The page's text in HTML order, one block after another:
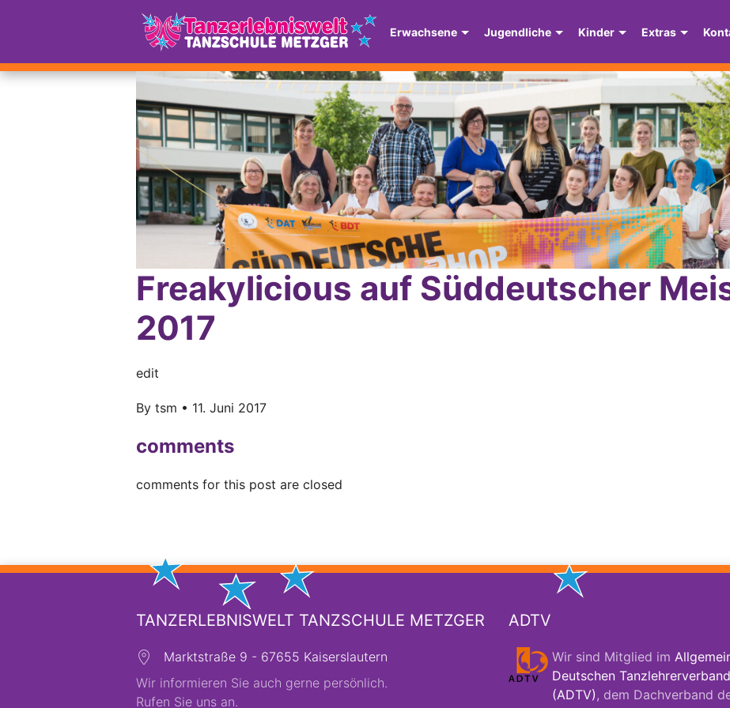
Erwachsene Jugendliche Kinder Extras
Freakylicious auf Süddeutscher
2017
edit
By tsm • 11. Juni 2017
comments
comments for this post are closed
TANZERLEBNISWELT TANZSCHULE METZGER
Marktstraße 9 - 67655 Kaiserslautern
Wir informieren Sie auch gerne persönlich.
Rufen Sie uns an.
ADTV
Wir sind Mitglied im
Deutschen
(ADTV) , dem Dachverband